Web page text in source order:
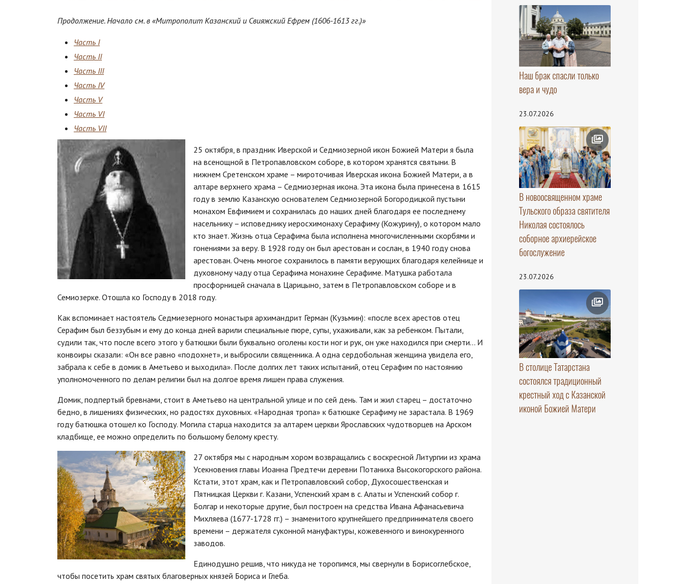
Продолжение. Начало см. в «Митрополит Казанский и Свияжский Ефрем (1606-1613 гг.)»
Часть I
Часть II
Часть III
Часть IV
Часть V
Часть VI
Часть VII
25 октября, в праздник Иверской и Седмиозерной икон Божией Матери я была
на всенощной в Петропавловском соборе, в котором хранятся святыни. В
нижнем Сретенском храме – мироточивая Иверская икона Божией Матери, а в
алтаре верхнего храма – Седмиозерная икона. Эта икона была принесена в 1615
году в землю Казанскую основателем Седмиозерной Богородицкой пустыни
монахом Евфимием и сохранилась до наших дней благодаря ее последнему
насельнику – исповеднику иеросхимонаху Серафиму (Кожурину), о котором мало
кто знает. Жизнь отца Серафима была исполнена многочисленными скорбями и
гонениями за веру. В 1928 году он был арестован и сослан, в 1940 году снова
арестован. Очень многое сохранилось в памяти верующих благодаря келейнице и
духовному чаду отца Серафима монахине Серафиме. Матушка работала
просфорницей сначала в Царицыно, затем в Петропавловском соборе и в
Семиозерке. Отошла ко Господу в 2018 году.
Как вспоминает настоятель Седмиезерного монастыря архимандрит Герман (Кузьмин): «после всех арестов отец
Серафим был беззубым и ему до конца дней варили специальные пюре, супы, ухаживали, как за ребенком. Пытали,
судили так, что после всего этого у батюшки были буквально оголены кости ног и рук, он уже находился при смерти... И
конвоиры сказали: «Он все равно «подохнет», и выбросили священника. А одна сердобольная женщина увидела его,
забрала к себе в домик в Аметьево и выходила». После долгих лет таких испытаний, отец Серафим по настоянию
уполномоченного по делам религии был на долгое время лишен права служения.
Домик, подпертый бревнами, стоит в Аметьево на центральной улице и по сей день. Там и жил старец – достаточно
бедно, в лишениях физических, но радостях духовных. «Народная тропа» к батюшке Серафиму не зарастала. В 1969
году батюшка отошел ко Господу. Могила старца находится за алтарем церкви Ярославских чудотворцев на Арском
кладбище, ее можно определить по большому белому кресту.
27 октября мы с народным хором возвращались с воскресной Литургии из храма
Усекновения главы Иоанна Предтечи деревни Потаниха Высокогорского района.
Кстати, этот храм, как и Петропавловский собор, Духосошественская и
Пятницкая Церкви г. Казани, Успенский храм в с. Алаты и Успенский собор г.
Болгар и некоторые другие, был построен на средства Ивана Афанасьевича
Михляева (1677-1728 гг.) – знаменитого крупнейшего предпринимателя своего
времени – держателя суконной мануфактуры, кожевенного и винокуренного
заводов.
Единодушно решив, что никуда не торопимся, мы свернули в Борисоглебское,
чтобы посетить храм святых благоверных князей Бориса и Глеба.
Наш брак спасли только
вера и чудо
23.07.2026
В новоосвященном храме
Тульского образа святителя
Николая состоялось
соборное архиерейское
богослужение
23.07.2026
В столице Татарстана
состоялся традиционный
крестный ход с Казанской
иконой Божией Матери